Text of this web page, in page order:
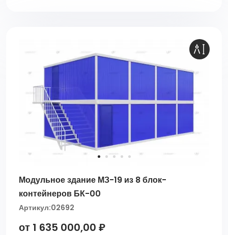
Модульное здание МЗ-19 из 8 блок-
контейнеров БК-00
Артикул:02692
от 1 635 000,00 ₽